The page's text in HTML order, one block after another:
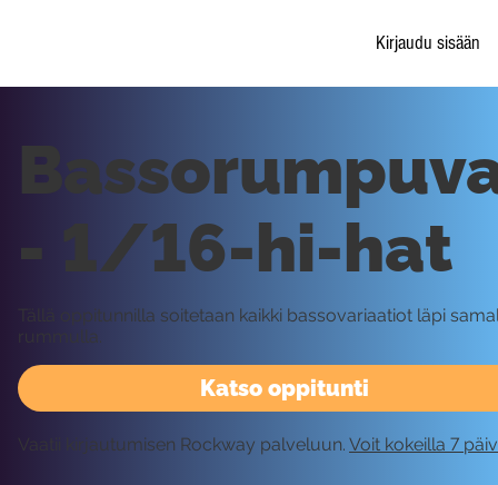
Kirjaudu sisään
Katso oppitunti
- 1/16-hi-hat
Tällä oppitunnilla soitetaan kaikki bassovariaatiot läpi
rummulla.
Vaatii kirjautumisen Rockway palveluun. Voit kokeilla 7